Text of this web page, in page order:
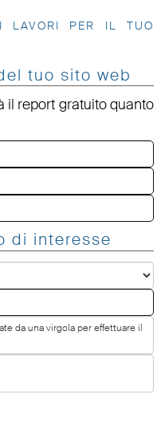
LAVORI PER IL TUO
tuo sito web
il report gratuito quanto
di interesse